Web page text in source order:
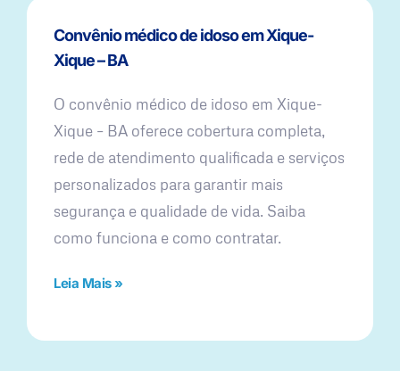
Convênio médico de idoso em Xique-
Xique – BA
O convênio médico de idoso em Xique-
Xique – BA oferece cobertura completa,
rede de atendimento qualificada e serviços
personalizados para garantir mais
segurança e qualidade de vida. Saiba
como funciona e como contratar.
Leia Mais »